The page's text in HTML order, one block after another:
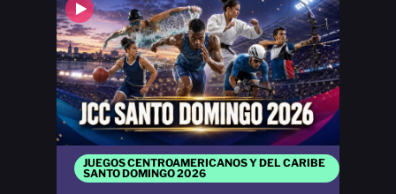
JUEGOS CENTROAMERICANOS Y DEL CARIBE
SANTO DOMINGO 2026